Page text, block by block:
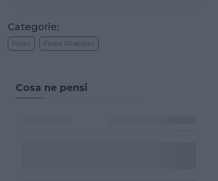
Categorie:
Feste Feste All'aperto
Cosa ne pensi